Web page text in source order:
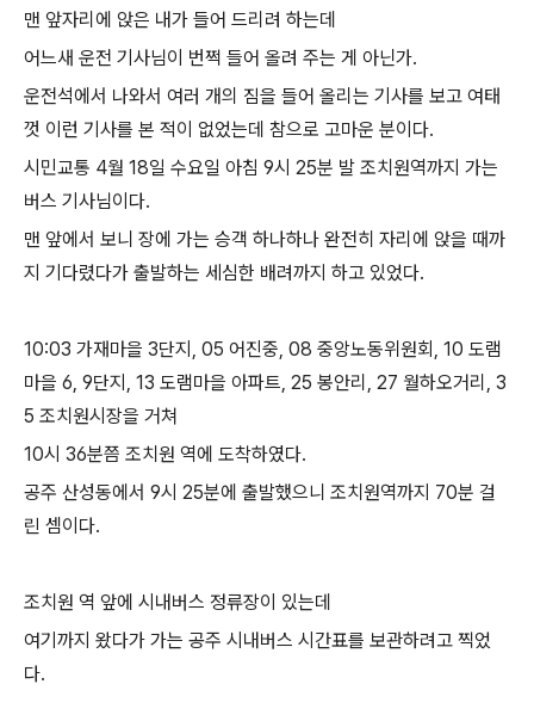
맨 앞자리에 앉은 내가 들어 드리려 하는데
어느새 운전 기사님이 번쩍 들어 올려 주는 게 아닌가.
운전석에서 나와서 여러 개의 짐을 들어 올리는 기사를 보고 여태
껏 이런 기사를 본 적이 없었는데 참으로 고마운 분이다.
시민교통 4월 18일 수요일 아침 9시 25분 발 조치원역까지 가는
버스 기사님이다.
맨 앞에서 보니 장에 가는 승객 하나하나 완전히 자리에 앉을 때까
지 기다렸다가 출발하는 세심한 배려까지 하고 있었다.
10:03 가재마을 3단지, 05 어진중, 08 중앙노동위원회, 10 도램
마을 6, 9단지, 13 도램마을 아파트, 25 봉안리, 27 월하오거리, 3
5 조치원시장을 거쳐
10시 36분쯤 조치원 역에 도착하였다.
공주 산성동에서 9시 25분에 출발했으니 조치원역까지 70분 걸
린 셈이다.
조치원 역 앞에 시내버스 정류장이 있는데
여기까지 왔다가 가는 공주 시내버스 시간표를 보관하려고 찍었
다.